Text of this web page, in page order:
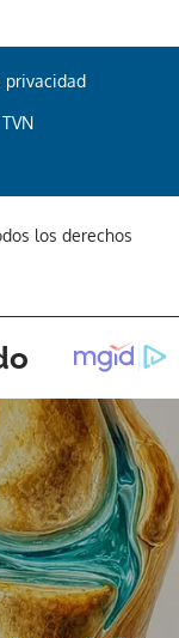
privacidad
los derechos